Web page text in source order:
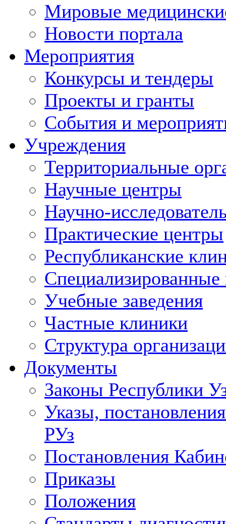
Мировые
Новости портала
Мероприятия
Конкурсы и тендеры
Проекты и гранты
События и
Учреждения
Территориальные
Научные центры
Научно-
Практические центры
Республиканские
Учебные заведения
Частные клиники
Структура
Документы
Законы Республики
Указы,
РУз
Постановления
Приказы
Положения